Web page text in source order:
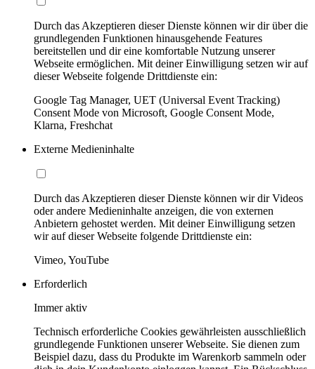
Durch das Akzeptieren dieser Dienste können wir dir über die
grundlegenden Funktionen hinausgehende Features
bereitstellen und dir eine komfortable Nutzung unserer
Webseite ermöglichen. Mit deiner Einwilligung setzen wir auf
dieser Webseite folgende Drittdienste ein:
Google Tag Manager, UET (Universal Event Tracking)
Consent Mode von Microsoft, Google Consent Mode,
Klarna, Freshchat
Externe Medieninhalte
Durch das Akzeptieren dieser Dienste können wir dir Videos
oder andere Medieninhalte anzeigen, die von externen
Anbietern gehostet werden. Mit deiner Einwilligung setzen
wir auf dieser Webseite folgende Drittdienste ein:
Vimeo, YouTube
Erforderlich
Immer aktiv
Technisch erforderliche Cookies gewährleisten ausschließlich
grundlegende Funktionen unserer Webseite. Sie dienen zum
Beispiel dazu, dass du Produkte im Warenkorb sammeln oder